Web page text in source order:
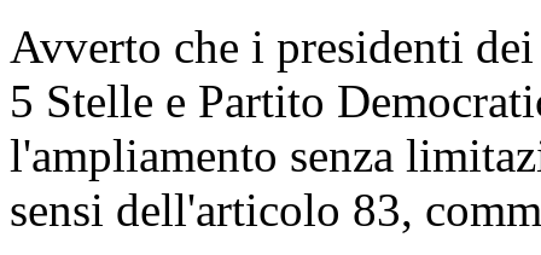
Avverto che i presidenti
5 Stelle e Partito
l'ampliamento senza
sensi dell'articolo 83,